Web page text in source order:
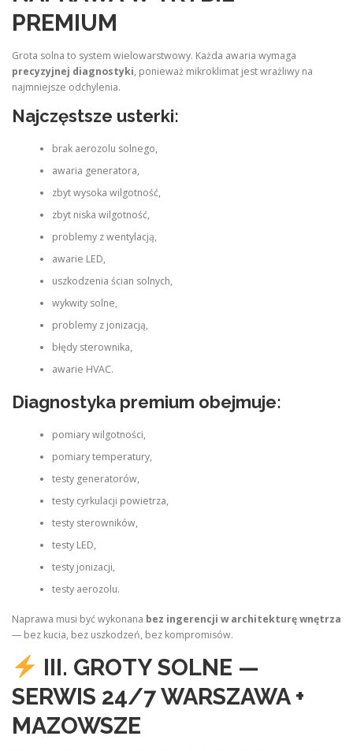
PREMIUM
Grota solna to system wielowarstwowy. Każda awaria wymaga
precyzyjnej diagnostyki, ponieważ mikroklimat jest wrażliwy na
najmniejsze odchylenia.
Najczęstsze usterki:
brak aerozolu solnego,
awaria generatora,
zbyt wysoka wilgotność,
zbyt niska wilgotność,
problemy z wentylacją,
awarie LED,
uszkodzenia ścian solnych,
wykwity solne,
problemy z jonizacją,
błędy sterownika,
awarie HVAC.
Diagnostyka premium obejmuje:
pomiary wilgotności,
pomiary temperatury,
testy generatorów,
testy cyrkulacji powietrza,
testy sterowników,
testy LED,
testy jonizacji,
testy aerozolu.
Naprawa musi być wykonana bez ingerencji w architekturę wnętrza
— bez kucia, bez uszkodzeń, bez kompromisów.
III. GROTY SOLNE —
SERWIS 24/7 WARSZAWA +
MAZOWSZE